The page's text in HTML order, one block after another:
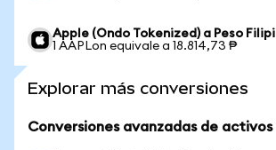
Apple (Ondo Tokenized) a Peso
1 AAPLon equivale a 18.814,73 ₱
Explorar más conversiones
Conversiones avanzadas de activos